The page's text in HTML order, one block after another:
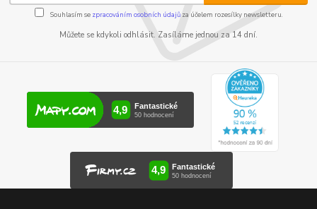
Souhlasím se zpracováním osobních údajůza účelem rozesílky newsletteru.
Můžete se kdykoli odhlásit. Zasíláme jednou za 14 dní.